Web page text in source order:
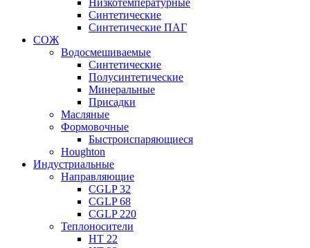
Низкотемпературные
Синтетические
Синтетические ПАГ
СОЖ
Водосмешиваемые
Синтетические
Полусинтетические
Минеральные
Присадки
Масляные
Формовочные
Быстроиспаряющиеся
Houghton
Индустриальные
Направляющие
CGLP 32
CGLP 68
CGLP 220
Теплоносители
HT 22